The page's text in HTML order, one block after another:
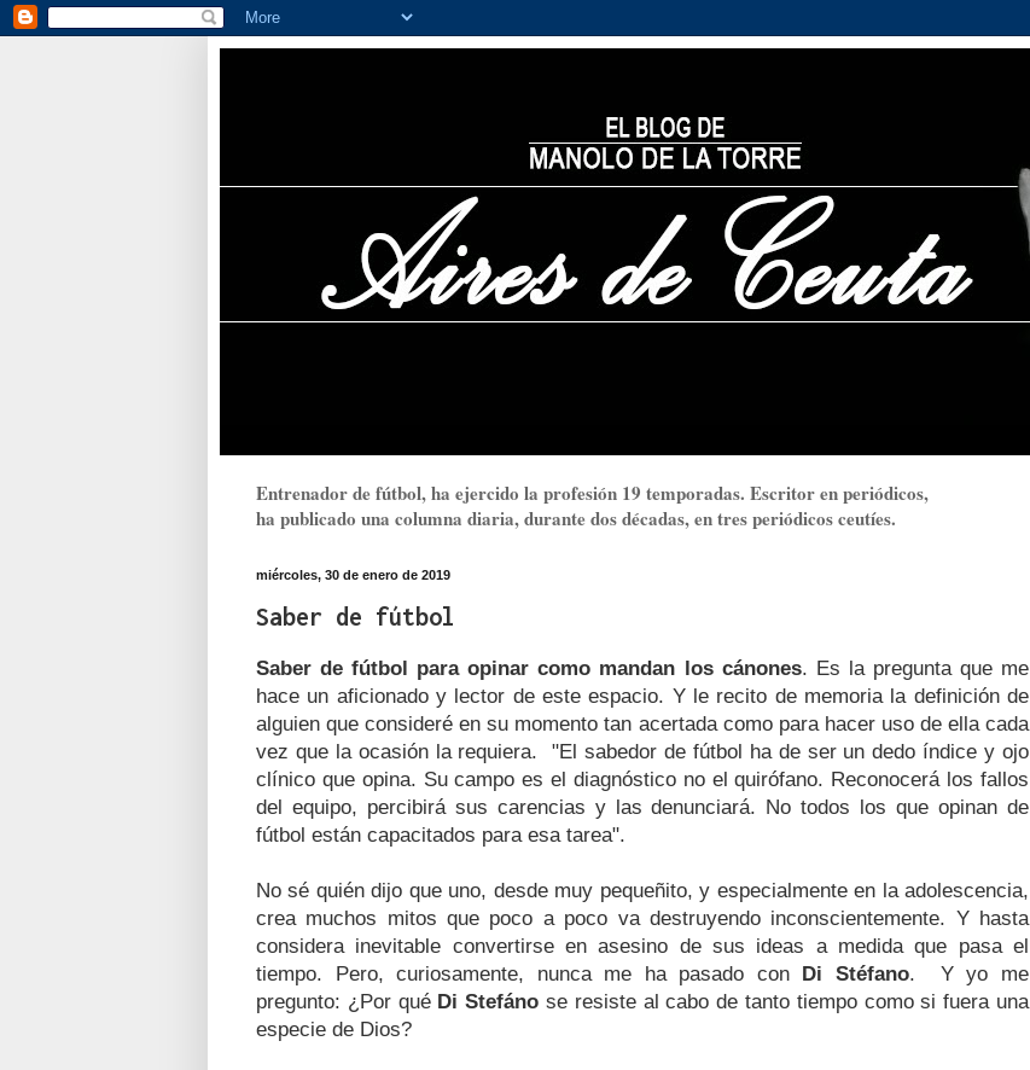
Entrenador de fútbol, ha ejercido la profesión 19 temporadas. Escritor en periódicos,
ha publicado una columna diaria, durante dos décadas, en tres periódicos ceutíes.
miércoles, 30 de enero de 2019
Saber de fútbol
Saber de fútbol para opinar como mandan los cánones. Es la pregunta que me
hace un aficionado y lector de este espacio. Y le recito de memoria la definición de
alguien que consideré en su momento tan acertada como para hacer uso de ella cada
vez que la ocasión la requiera. "El sabedor de fútbol ha de ser un dedo índice y ojo
clínico que opina. Su campo es el diagnóstico no el quirófano. Reconocerá los fallos
del equipo, percibirá sus carencias y las denunciará. No todos los que opinan de
fútbol están capacitados para esa tarea".
No sé quién dijo que uno, desde muy pequeñito, y especialmente en la adolescencia,
crea muchos mitos que poco a poco va destruyendo inconscientemente. Y hasta
considera inevitable convertirse en asesino de sus ideas a medida que pasa el
tiempo. Pero, curiosamente, nunca me ha pasado con Di Stéfano. Y yo me
pregunto: ¿Por qué Di Stefáno se resiste al cabo de tanto tiempo como si fuera una
especie de Dios?